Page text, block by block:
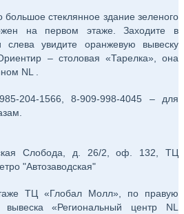
стеклянное здание зеленого
на первом этаже. Заходите в
увидите оранжевую вывеску
– столовая «Тарелка», она
NL .
204-1566, 8-909-998-4045 – для
Слобода, д. 26/2, оф. 132, ТЦ
"Автозаводская"
ТЦ «Глобал Молл», по правую
вывеска «Региональный центр NL